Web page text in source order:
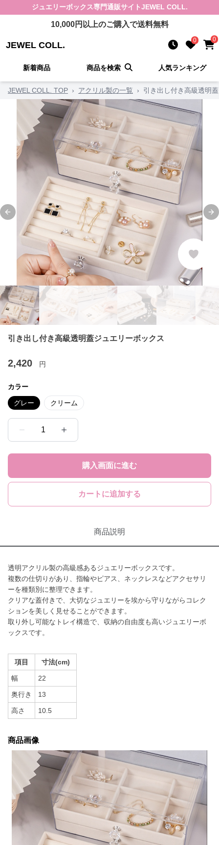
ジュエリーボックス専門通販サイトJEWEL COLL.
10,000円以上のご購入で送料無料
JEWEL COLL. 0 0
新着商品 商品を検索 人気ランキング
JEWEL COLL. TOP › アクリル製の一覧 › 引き出し付き高級透明
Previous slide
引き出し付き高級透明蓋ジュエリーボックス
2,420 円
カラー
グレー クリーム
1
購入画面に進む
カートに追加する
商品説明
透明アクリル製の高級感あるジュエリーボックスです。
複数の仕切りがあり、指輪やピアス、ネックレスなどアクセサリ
ーを種類別に整理できます。
クリアな蓋付きで、大切なジュエリーを埃から守りながらコレク
ションを美しく見せることができます。
取り外し可能なトレイ構造で、収納の自由度も高いジュエリーボ
ックスです。
項目 寸法(cm)
幅 22
奥行き 13
高さ 10.5
商品画像